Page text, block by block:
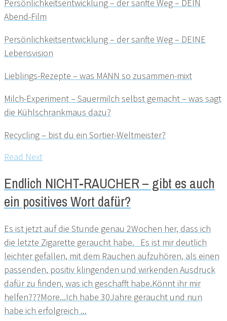
Persönlichkeitsentwicklung – der sanfte Weg – DEIN
Abend-Film
Persönlichkeitsentwicklung – der sanfte Weg – DEINE
Lebensvision
Lieblings-Rezepte – was MANN so zusammen-mixt
Milch-Experiment – Sauermilch selbst gemacht – was sagt
die Kühlschrankmaus dazu?
Recycling – bist du ein Sortier-Weltmeister?
Read Next
Endlich NICHT-RAUCHER – gibt es auch
ein positives Wort dafür?
Es ist jetzt auf die Stunde genau 2Wochen her, dass ich
die letzte Zigarette geraucht habe. Es ist mir deutlich
leichter gefallen, mit dem Rauchen aufzuhören, als einen
passenden, positiv klingenden und wirkenden Ausdruck
dafür zu finden, was ich geschafft habe.Könnt ihr mir
helfen???More...Ich habe 30Jahre geraucht und nun
habe ich erfolgreich ...